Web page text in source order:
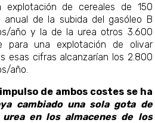
explotación de cereales de 150
anual de la subida del gasóleo B
año y la de la urea otros 3.600
para una explotación de olivar
esas cifras alcanzarían los 2.800
año.
de ambos costes se ha
cambiado una sola gota de
en los almacenes de los